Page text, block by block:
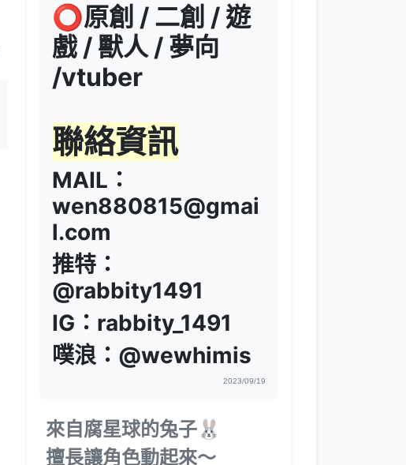
⭕原創 / 二創 / 遊
戲 / 獸人 / 夢向
/vtuber
聯絡資訊
MAIL：
wen880815@gmai
l.com
推特：
@rabbity1491
IG：rabbity_1491
噗浪：@wewhimis
2023/09/19
來自腐星球的兔子🐰
擅長讓角色動起來～